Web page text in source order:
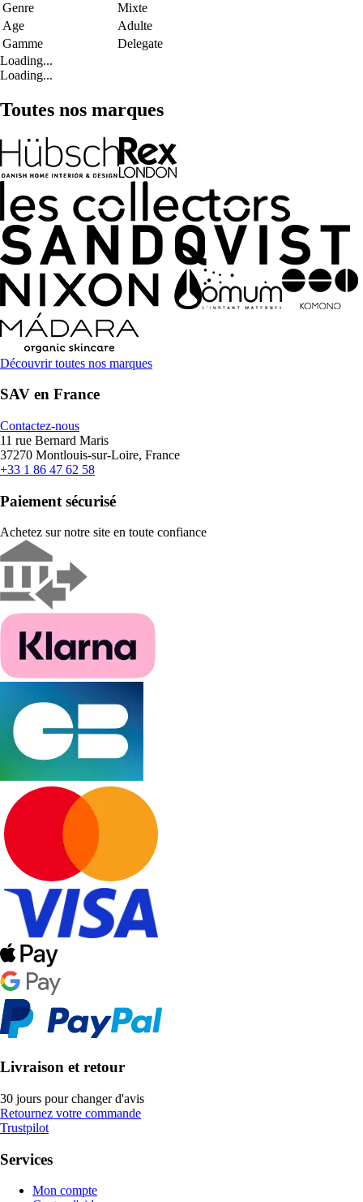
Genre
Mixte
Age
Adulte
Gamme
Delegate
Loading...
Loading...
Toutes nos marques
Découvrir toutes nos marques
SAV en France
Contactez-nous
11 rue Bernard Maris
37270 Montlouis-sur-Loire, France
+33 1 86 47 62 58
Paiement sécurisé
Achetez sur notre site en toute confiance
Livraison et retour
30 jours pour changer d'avis
Retournez votre commande
Trustpilot
Services
Mon compte